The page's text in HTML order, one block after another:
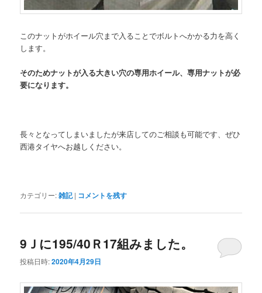
このナットがホイール穴まで入ることでボルトへかかる力を高く
します。
そのためナットが入る大きい穴の専用ホイール、専用ナットが必
要になります。
長々となってしまいましたが来店してのご相談も可能です、ぜひ
西港タイヤへお越しください。
カテゴリー:雑記 | コメントを残す
9Ｊに195/40Ｒ17組みました。
投稿日時:2020年4月29日